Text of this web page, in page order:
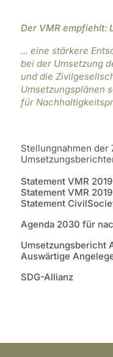
Der VMR empfiehlt:
... eine stärkere
bei der Umsetzung
und die
Umsetzungsplänen
für
Stellungnahmen
Statement VMR
Statement VMR
Statement
Agenda 2030 für
Umsetzungsbericht
Auswärtige
SDG-Allianz